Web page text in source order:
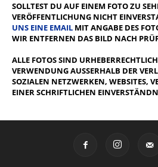
SOLLTEST DU AUF EINEM FOTO ZU
VERÖFFENTLICHUNG NICHT
UNS EINE EMAIL MIT ANGABE DES
WIR ENTFERNEN DAS BILD NACH
ALLE FOTOS SIND
VERWENDUNG AUSSERHALB DER
OZIALEN NETZWERKEN, WEBSITES,
INER SCHRIFTLICHEN